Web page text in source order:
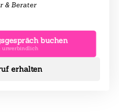
& Berater
buchen
erhalten